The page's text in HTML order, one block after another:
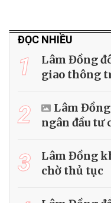
ĐỌC NHIỀU
1
Lâm Đồng
giao thông
2
Lâm
ngân đầu tư
3
Lâm Đồng
chờ thủ tục